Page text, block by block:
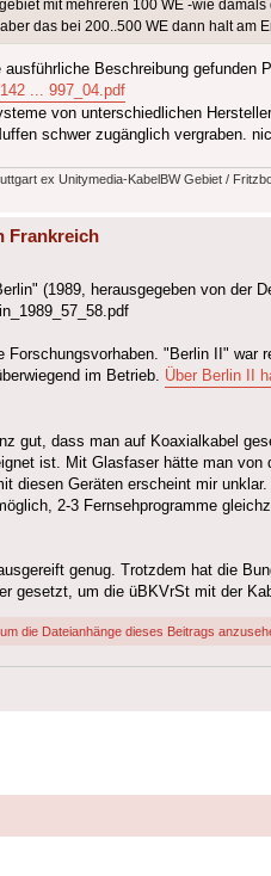
mit mehreren 100 WE -wie
das bei 200..500 WE dann halt am
Beschreibung gefunden
... 997_04.pdf
von unterschiedlichen
schwer zugänglich vergraben.
ex Unitymedia-KabelBW Gebiet /
Frankreich
(1989, herausgegeben von
Forschungsvorhaben. "Berlin II"
im Betrieb. Über Berlin II
gut, dass man auf Koaxialkabel
ist. Mit Glasfaser hätte man
diesen Geräten erscheint mir
2-3 Fernsehprogramme
genug. Trotzdem hat die
gesetzt, um die üBKVrSt mit der
die Dateianhänge dieses Beitrags